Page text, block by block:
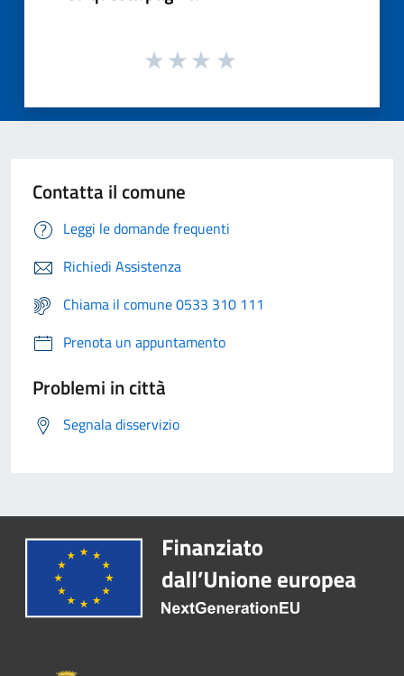
Contatta il comune
Leggi le domande frequenti
Richiedi Assistenza
Chiama il comune 0533 310 111
Prenota un appuntamento
Problemi in città
Segnala disservizio